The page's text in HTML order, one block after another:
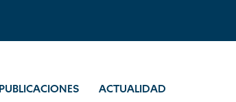
PUBLICACIONES ACTUALIDAD